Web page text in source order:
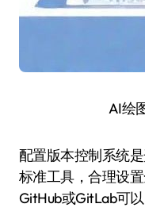
AI绘
配置版本控制系统
标准工具，合理设
GitHub或GitLab可